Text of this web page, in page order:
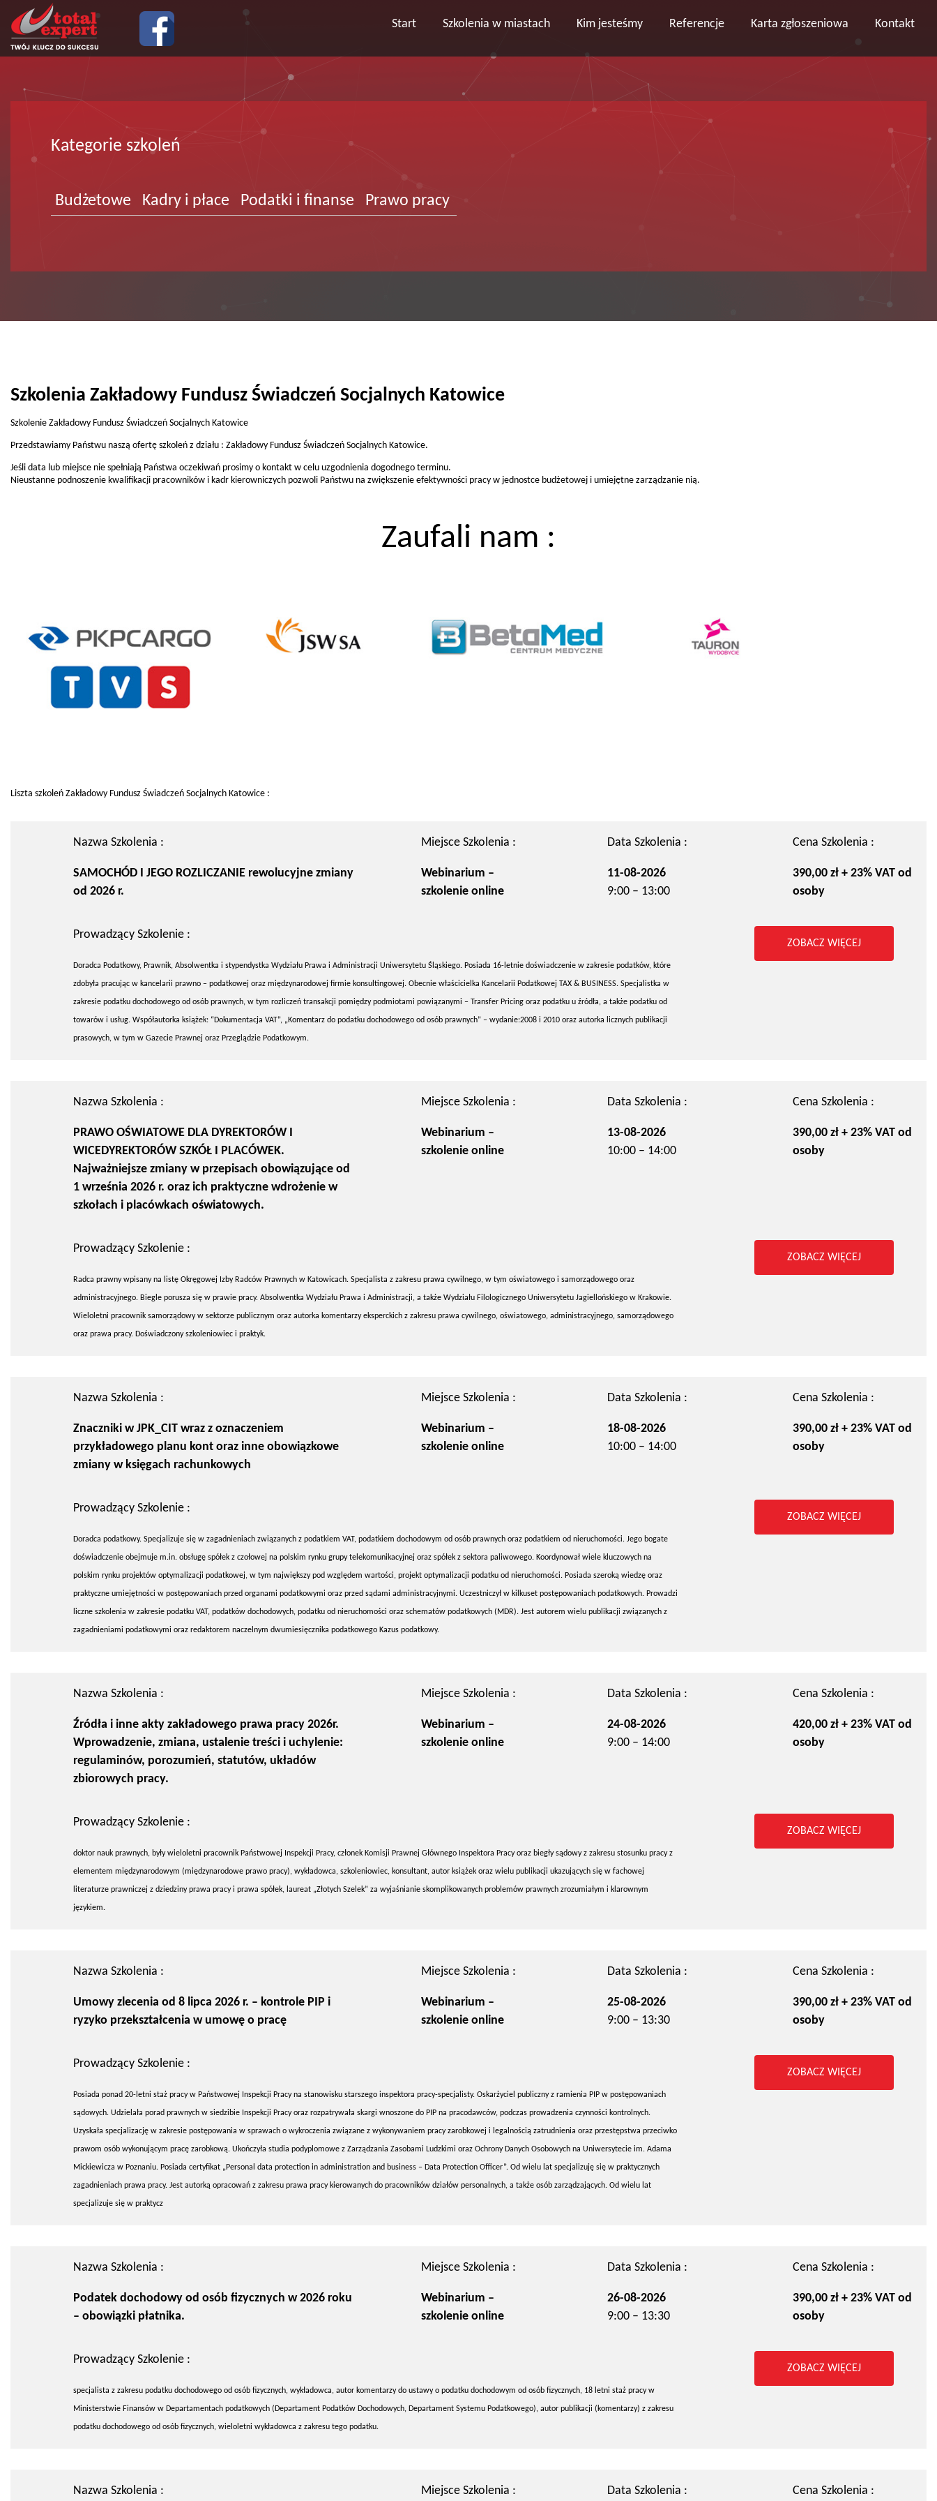
Start Szkolenia w miastach Kim jesteśmy Referencje Karta zgłoszeniowa Kontakt
Kategorie szkoleń
Budżetowe Kadry i płace Podatki i finanse Prawo pracy
Szkolenia Zakładowy Fundusz Świadczeń Socjalnych Katowice
Szkolenie Zakładowy Fundusz Świadczeń Socjalnych Katowice
Przedstawiamy Państwu naszą ofertę szkoleń z działu : Zakładowy Fundusz Świadczeń Socjalnych Katowice.
Jeśli data lub miejsce nie spełniają Państwa oczekiwań prosimy o kontakt w celu uzgodnienia dogodnego terminu.
Nieustanne podnoszenie kwalifikacji pracowników i kadr kierowniczych pozwoli Państwu na zwiększenie efektywności pracy w jednostce budżetowej i umiejętne zarządzanie nią.
Zaufali nam :
Liszta szkoleń Zakładowy Fundusz Świadczeń Socjalnych Katowice :
Nazwa Szkolenia :
SAMOCHÓD I JEGO ROZLICZANIE rewolucyjne zmiany
od 2026 r.
Miejsce Szkolenia :
Webinarium –
szkolenie online
Data Szkolenia :
11-08-2026
9:00 – 13:00
Cena Szkolenia :
390,00 zł + 23% VAT od
osoby
Prowadzący Szkolenie :
Doradca Podatkowy, Prawnik, Absolwentka i stypendystka Wydziału Prawa i Administracji Uniwersytetu Śląskiego. Posiada 16-letnie doświadczenie w zakresie podatków, które
zdobyła pracując w kancelarii prawno – podatkowej oraz międzynarodowej firmie konsultingowej. Obecnie właścicielka Kancelarii Podatkowej TAX & BUSINESS. Specjalistka w
zakresie podatku dochodowego od osób prawnych, w tym rozliczeń transakcji pomiędzy podmiotami powiązanymi – Transfer Pricing oraz podatku u źródła, a także podatku od
towarów i usług. Współautorka książek: “Dokumentacja VAT”, „Komentarz do podatku dochodowego od osób prawnych” – wydanie:2008 i 2010 oraz autorka licznych publikacji
prasowych, w tym w Gazecie Prawnej oraz Przeglądzie Podatkowym.
ZOBACZ WIĘCEJ
Nazwa Szkolenia :
PRAWO OŚWIATOWE DLA DYREKTORÓW I
WICEDYREKTORÓW SZKÓŁ I PLACÓWEK.
Najważniejsze zmiany w przepisach obowiązujące od
1 września 2026 r. oraz ich praktyczne wdrożenie w
szkołach i placówkach oświatowych.
Miejsce Szkolenia :
Webinarium –
szkolenie online
Data Szkolenia :
13-08-2026
10:00 – 14:00
Cena Szkolenia :
390,00 zł + 23% VAT od
osoby
Prowadzący Szkolenie :
Radca prawny wpisany na listę Okręgowej Izby Radców Prawnych w Katowicach. Specjalista z zakresu prawa cywilnego, w tym oświatowego i samorządowego oraz
administracyjnego. Biegle porusza się w prawie pracy. Absolwentka Wydziału Prawa i Administracji, a także Wydziału Filologicznego Uniwersytetu Jagiellońskiego w Krakowie.
Wieloletni pracownik samorządowy w sektorze publicznym oraz autorka komentarzy eksperckich z zakresu prawa cywilnego, oświatowego, administracyjnego, samorządowego
oraz prawa pracy. Doświadczony szkoleniowiec i praktyk.
ZOBACZ WIĘCEJ
Nazwa Szkolenia :
Znaczniki w JPK_CIT wraz z oznaczeniem
przykładowego planu kont oraz inne obowiązkowe
zmiany w księgach rachunkowych
Miejsce Szkolenia :
Webinarium –
szkolenie online
Data Szkolenia :
18-08-2026
10:00 – 14:00
Cena Szkolenia :
390,00 zł + 23% VAT od
osoby
Prowadzący Szkolenie :
Doradca podatkowy. Specjalizuje się w zagadnieniach związanych z podatkiem VAT, podatkiem dochodowym od osób prawnych oraz podatkiem od nieruchomości. Jego bogate
doświadczenie obejmuje m.in. obsługę spółek z czołowej na polskim rynku grupy telekomunikacyjnej oraz spółek z sektora paliwowego. Koordynował wiele kluczowych na
polskim rynku projektów optymalizacji podatkowej, w tym największy pod względem wartości, projekt optymalizacji podatku od nieruchomości. Posiada szeroką wiedzę oraz
praktyczne umiejętności w postępowaniach przed organami podatkowymi oraz przed sądami administracyjnymi. Uczestniczył w kilkuset postępowaniach podatkowych. Prowadzi
liczne szkolenia w zakresie podatku VAT, podatków dochodowych, podatku od nieruchomości oraz schematów podatkowych (MDR). Jest autorem wielu publikacji związanych z
zagadnieniami podatkowymi oraz redaktorem naczelnym dwumiesięcznika podatkowego Kazus podatkowy.
ZOBACZ WIĘCEJ
Nazwa Szkolenia :
Źródła i inne akty zakładowego prawa pracy 2026r.
Wprowadzenie, zmiana, ustalenie treści i uchylenie:
regulaminów, porozumień, statutów, układów
zbiorowych pracy.
Miejsce Szkolenia :
Webinarium –
szkolenie online
Data Szkolenia :
24-08-2026
9:00 – 14:00
Cena Szkolenia :
420,00 zł + 23% VAT od
osoby
Prowadzący Szkolenie :
doktor nauk prawnych, były wieloletni pracownik Państwowej Inspekcji Pracy, członek Komisji Prawnej Głównego Inspektora Pracy oraz biegły sądowy z zakresu stosunku pracy z
elementem międzynarodowym (międzynarodowe prawo pracy), wykładowca, szkoleniowiec, konsultant, autor książek oraz wielu publikacji ukazujących się w fachowej
literaturze prawniczej z dziedziny prawa pracy i prawa spółek, laureat „Złotych Szelek” za wyjaśnianie skomplikowanych problemów prawnych zrozumiałym i klarownym
językiem.
ZOBACZ WIĘCEJ
Nazwa Szkolenia :
Umowy zlecenia od 8 lipca 2026 r. – kontrole PIP i
ryzyko przekształcenia w umowę o pracę
Miejsce Szkolenia :
Webinarium –
szkolenie online
Data Szkolenia :
25-08-2026
9:00 – 13:30
Cena Szkolenia :
390,00 zł + 23% VAT od
osoby
Prowadzący Szkolenie :
Posiada ponad 20-letni staż pracy w Państwowej Inspekcji Pracy na stanowisku starszego inspektora pracy-specjalisty. Oskarżyciel publiczny z ramienia PIP w postępowaniach
sądowych. Udzielała porad prawnych w siedzibie Inspekcji Pracy oraz rozpatrywała skargi wnoszone do PIP na pracodawców, podczas prowadzenia czynności kontrolnych.
Uzyskała specjalizację w zakresie postępowania w sprawach o wykroczenia związane z wykonywaniem pracy zarobkowej i legalnością zatrudnienia oraz przestępstwa przeciwko
prawom osób wykonującym pracę zarobkową. Ukończyła studia podyplomowe z Zarządzania Zasobami Ludzkimi oraz Ochrony Danych Osobowych na Uniwersytecie im. Adama
Mickiewicza w Poznaniu. Posiada certyfikat „Personal data protection in administration and business – Data Protection Officer”. Od wielu lat specjalizuję się w praktycznych
zagadnieniach prawa pracy. Jest autorką opracowań z zakresu prawa pracy kierowanych do pracowników działów personalnych, a także osób zarządzających. Od wielu lat
specjalizuje się w praktycz
ZOBACZ WIĘCEJ
Nazwa Szkolenia :
Podatek dochodowy od osób fizycznych w 2026 roku
– obowiązki płatnika.
Miejsce Szkolenia :
Webinarium –
szkolenie online
Data Szkolenia :
26-08-2026
9:00 – 13:30
Cena Szkolenia :
390,00 zł + 23% VAT od
osoby
Prowadzący Szkolenie :
specjalista z zakresu podatku dochodowego od osób fizycznych, wykładowca, autor komentarzy do ustawy o podatku dochodowym od osób fizycznych, 18 letni staż pracy w
Ministerstwie Finansów w Departamentach podatkowych (Departament Podatków Dochodowych, Departament Systemu Podatkowego), autor publikacji (komentarzy) z zakresu
podatku dochodowego od osób fizycznych, wieloletni wykładowca z zakresu tego podatku.
ZOBACZ WIĘCEJ
Nazwa Szkolenia : Miejsce Szkolenia : Data Szkolenia : Cena Szkolenia :